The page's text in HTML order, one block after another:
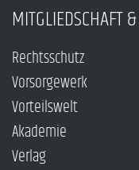
MITGLIEDSCHAFT
Rechtsschutz
Vorsorgewerk
Vorteilswelt
Akademie
Verlag